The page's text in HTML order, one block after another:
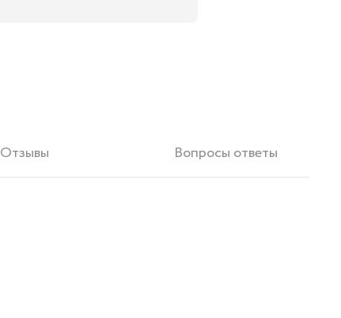
Отзывы Вопросы ответы